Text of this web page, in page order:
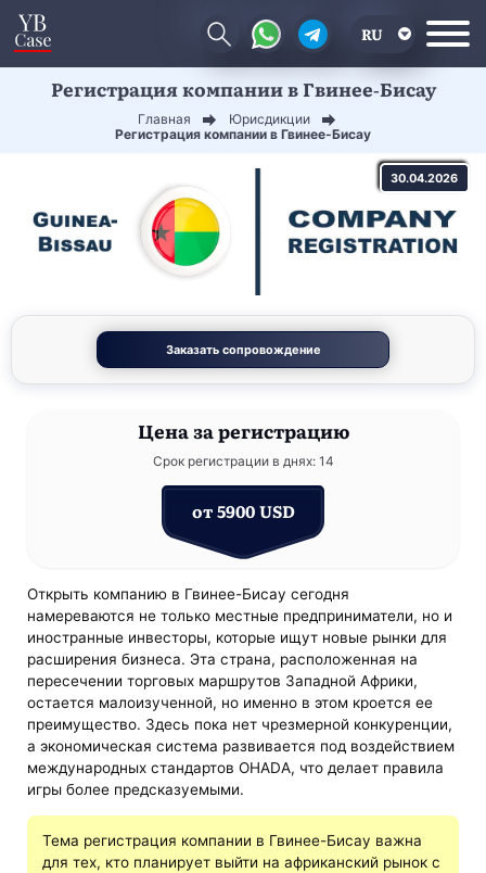
RU
EN
Регистрация компании в Гвинее-Бисау
Главная
Юрисдикции
Регистрация компании в Гвинее-Бисау
30.04.2026
Заказать сопровождение
Ценаза регистрацию
Срок регистрации в днях: 14
от 5900 USD
Открыть компанию в Гвинее-Бисау сегодня
намереваются не только местные предприниматели, но и
иностранные инвесторы, которые ищут новые рынки для
расширения бизнеса. Эта страна, расположенная на
пересечении торговых маршрутов Западной Африки,
остается малоизученной, но именно в этом кроется ее
преимущество. Здесь пока нет чрезмерной конкуренции,
а экономическая система развивается под воздействием
международных стандартов OHADA, что делает правила
игры более предсказуемыми.
Тема регистрация компании в Гвинее-Бисау важна
для тех, кто планирует выйти на африканский рынок с